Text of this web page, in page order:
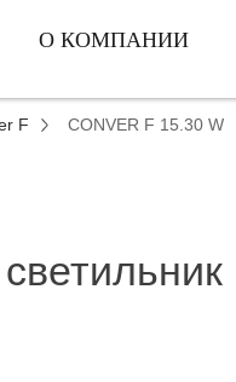
О КОМПАНИИ
F CONVER F 15.30 W